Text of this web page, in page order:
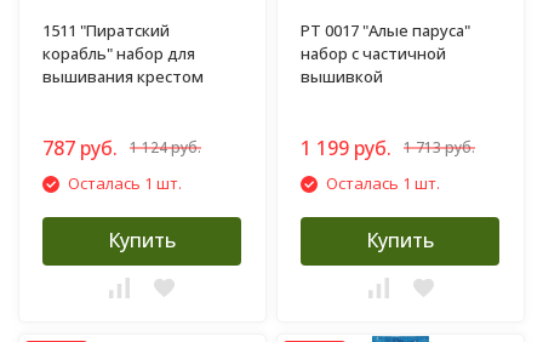
1511 "Пиратский
корабль" набор для
вышивания крестом
787 руб. 1 124 руб.
Осталась 1 шт.
Купить
РТ 0017 "Алые паруса"
набор с частичной
вышивкой
1 199 руб. 1 713 руб.
Осталась 1 шт.
Купить